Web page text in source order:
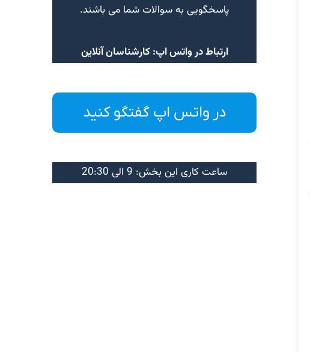
پاسخگویی به سوالات شما می باشند.
ارتباط در واتس اپ: کارشناسان آنلاین
در واتس اپ گفتگو کنید
ساعت کاری این بخش: 9 الی 20:30